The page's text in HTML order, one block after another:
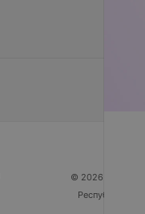
© 2026 ООО
Республика